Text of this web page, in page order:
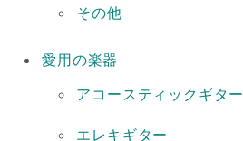
その他
愛用の楽器
アコースティックギター
エレキギター